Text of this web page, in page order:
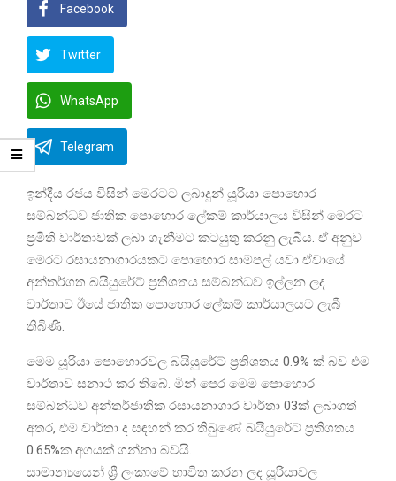
Facebook
Twitter
WhatsApp
Telegram
ඉන්දීය රජය විසින් මෙරටට ලබාදුන් යූරියා පොහොර
සම්බන්ධව ජාතික පොහොර ලේකම් කාර්යාලය විසින් මෙරට
ප්‍රමිති වාර්තාවක් ලබා ගැනීමට කටයුතු කරනු ලැබීය. ඒ අනුව
මෙරට රසායනාගාරයකට පොහොර සාම්පල් යවා ඒවායේ
අන්තර්ගත බයියුරේට් ප්‍රතිශතය සම්බන්ධව ඉල්ලන ලද
වාර්තාව ඊයේ ජාතික පොහොර ලේකම් කාර්යාලයට ලැබී
තිබිණි.
මෙම යූරියා පොහොරවල බයියුරේට් ප්‍රතිශතය 0.9% ක් බව එම
වාර්තාව සනාථ කර තිබේ. මින් පෙර මෙම පොහොර
සම්බන්ධව අන්තර්ජාතික රසායනාගාර වාර්තා 03ක් ලබාගත්
අතර, එම වාර්තා ද සඳහන් කර තිබුණේ බයියුරේට් ප්‍රතිශතය
0.65%ක අගයක් ගන්නා බවයි.
සාමාන්‍යයෙන් ශ්‍රී ලංකාවේ භාවිත කරන ලද යූරියාවල